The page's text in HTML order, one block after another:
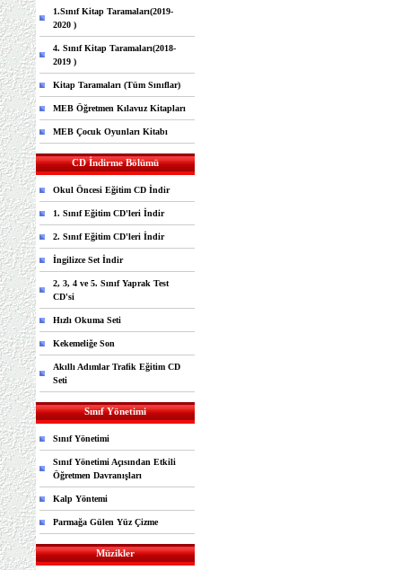
1.Sınıf Kitap Taramaları(2019-
2020 )
4. Sınıf Kitap Taramaları(2018-
2019 )
Kitap Taramaları (Tüm Sınıflar)
MEB Öğretmen Kılavuz Kitapları
MEB Çocuk Oyunları Kitabı
CD İndirme Bölümü
Okul Öncesi Eğitim CD İndir
1. Sınıf Eğitim CD'leri İndir
2. Sınıf Eğitim CD'leri İndir
İngilizce Set İndir
2, 3, 4 ve 5. Sınıf Yaprak Test
CD'si
Hızlı Okuma Seti
Kekemeliğe Son
Akıllı Adımlar Trafik Eğitim CD
Seti
Sınıf Yönetimi
Sınıf Yönetimi
Sınıf Yönetimi Açısından Etkili
Öğretmen Davranışları
Kalp Yöntemi
Parmağa Gülen Yüz Çizme
Müzikler